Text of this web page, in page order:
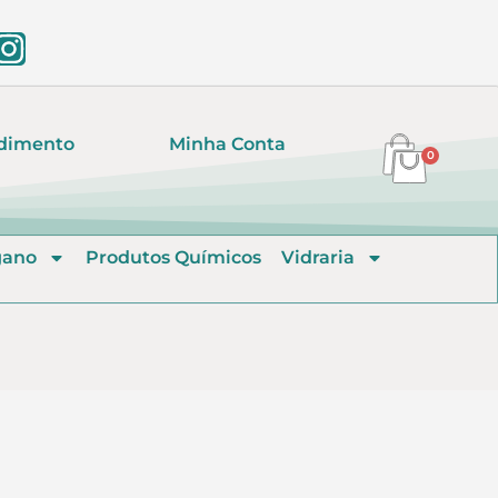
Minha Conta
0
Produtos Químicos
Vidraria